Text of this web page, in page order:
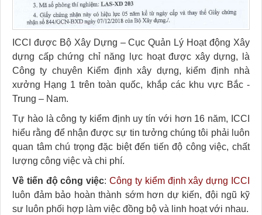
ICCI được Bộ Xây Dựng – Cục Quản Lý Hoạt động Xây
dựng cấp chứng chỉ năng lực hoạt được xây dựng, là
Công ty chuyên Kiểm định xây dựng, kiểm định nhà
xưởng Hạng 1 trên toàn quốc, khắp các khu vực Bắc -
Trung – Nam.
Tự hào là công ty kiểm định uy tín với hơn 16 năm, ICCI
hiểu rằng để nhận được sự tin tưởng chúng tôi phải luôn
quan tâm chú trọng đặc biệt đến tiến độ công việc, chất
lượng công việc và chi phí.
Về tiến độ công việc:Công ty kiểm định xây dựng ICCI
luôn đảm bảo hoàn thành sớm hơn dự kiến, đội ngũ kỹ
sư luôn phối hợp làm việc đồng bộ và linh hoạt với nhau.